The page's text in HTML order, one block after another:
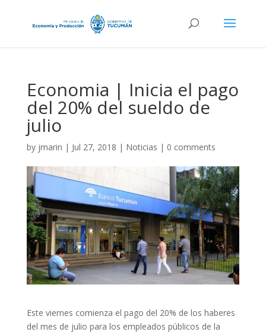
Economia | Inicia el pago
del 20% del sueldo de
julio
by jmarin | Jul 27, 2018 | Noticias | 0 comments
Este viernes comienza el pago del 20% de los haberes
del mes de julio para los empleados públicos de la